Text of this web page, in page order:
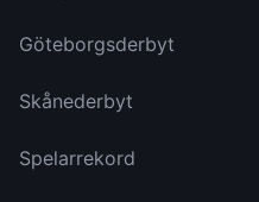
Göteborgsderbyt
Skånederbyt
Spelarrekord